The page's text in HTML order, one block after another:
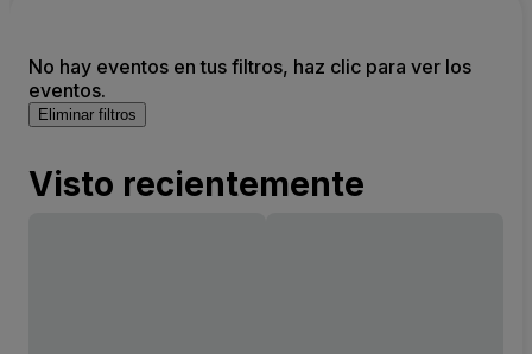
No hay eventos en tus filtros, haz clic para ver los
eventos.
Eliminar filtros
Visto recientemente